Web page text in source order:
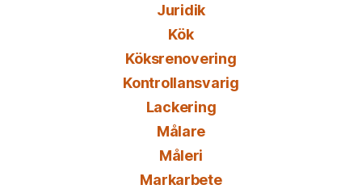
Juridik
Kök
Köksrenovering
Kontrollansvarig
Lackering
Målare
Måleri
Markarbete